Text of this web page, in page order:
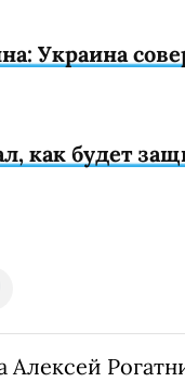
Украина
как будет